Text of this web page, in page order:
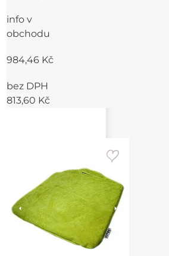
info v
obchodu
984,46 Kč
bez DPH
813,60 Kč